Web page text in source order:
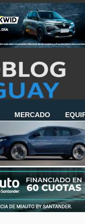
MERCADO